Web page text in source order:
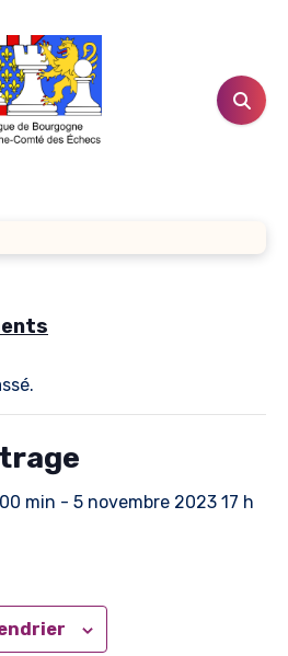
min - 5 novembre 2023 17 h